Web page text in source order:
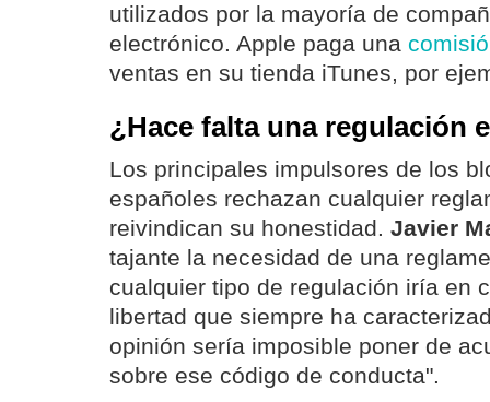
utilizados por la mayoría de
electrónico. Apple paga una
ventas en su tienda iTunes, por
¿Hace falta una regulación
Los principales impulsores de los
españoles rechazan cualquier
reivindican su honestidad. Javier
tajante la necesidad de una
cualquier tipo de regulación iría en
libertad que siempre ha
opinión sería imposible poner de
sobre ese código de conducta".